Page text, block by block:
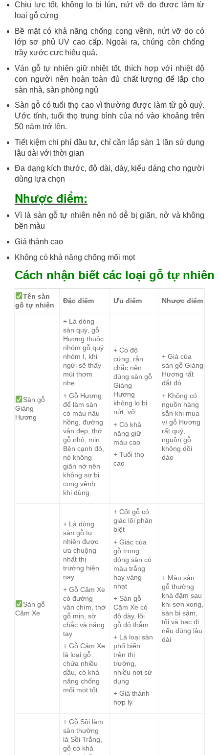
Chịu lực tốt, không lo bị lún, nứt vỡ do được làm từ
loại gỗ cứng
Bề mặt có khả năng chống cong vênh, nứt vỡ do có
lớp sơ phủ UV cao cấp. Ngoài ra, chúng còn chống
trầy xước cực hiệu quả.
Ván gỗ tự nhiên giữ nhiệt tốt, thích hợp với nhiệt độ
con người nên hoàn toàn đủ chất lượng để lắp cho
sàn nhà, sàn phòng ngủ
Sàn gỗ có tuổi thọ cao vì thường được làm từ gỗ quý.
Ước tính, tuổi thọ trung bình của nó vào khoảng trên
50 năm trở lên.
Tiết kiệm chi phí đầu tư, chỉ cần lắp sàn 1 lần sử dụng
lâu dài với thời gian
Đa dạng kích thước, độ dài, dày, kiểu dáng cho người
dùng lựa chọn
Nhược điểm:
Vì là sàn gỗ tự nhiên nên nó dễ bị giãn, nở và không
bền màu
Giá thành cao
Không có khả năng chống mối mọt
Cách nhận biết các loại gỗ tự nhiên
Tên sàn
gỗ tự nhiên
Đặc điểm Ưu điểm Nhược điểm
Sàn gỗ
Giáng
Hương
+ Là dòng
sàn quý, gỗ
Hương thuộc
nhóm gỗ quý
nhóm I, khi
ngửi sẽ thấy
mùi thơm
nhẹ
+ Gỗ Hương
để làm sàn
có màu nâu
hồng, đường
vân đẹp, thớ
gỗ nhỏ, mịn.
Bên cạnh đó,
nó không
giãn nở nên
không sợ bị
cong vênh
khi dùng.
+ Có độ
cứng, rắn
chắc nên
dùng sàn gỗ
Giáng
Hương
không lo bị
nứt, vỡ
+ Có khả
năng giữ
màu cao
+ Tuổi thọ
cao
+ Giá của
sàn gỗ Giáng
Hương rất
đắt đỏ
+ Không có
nguồn hàng
sẵn khi mua
vì gỗ Hương
rất quý,
nguồn gỗ
không dồi
dào
Sàn gỗ
Căm Xe
+ Là dòng
sàn gỗ tự
nhiên được
ưa chuộng
nhất thị
trường hiện
nay.
+ Gỗ Căm Xe
có đường
vân chìm, thớ
gỗ mịn, sờ
chắc và nặng
tay
+ Gỗ Căm Xe
là loại gỗ
chứa nhiều
dầu, có khả
năng chống
mối mọt tốt.
+ Cốt gỗ có
giác lõi phân
biệt
+ Giác của
gỗ trong
đóng sàn có
màu trắng
hay vàng
nhạt
+ Sàn gỗ
Căm Xe có
độ dày, lõi
gỗ đỏ thẫm
+ Là loại sàn
phổ biến
trên thị
trường,
nhiều nơi sử
dụng
+ Giá thành
hợp lý
+ Màu sàn
gỗ thường
khá đậm sau
khi sơn xong,
sàn bị sậm,
tối và bạc đi
nếu dùng lâu
dài
+ Gỗ Sồi làm
sàn thường
là Sồi Trắng,
gỗ có khả